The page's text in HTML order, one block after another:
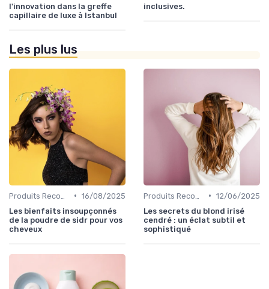
l'innovation dans la greffe
capillaire de luxe à Istanbul
inclusives.
Les plus lus
• 16/08/2025
Les bienfaits insoupçonnés
de la poudre de sidr pour vos
cheveux
• 12/06/2025
Les secrets du blond irisé
cendré : un éclat subtil et
sophistiqué